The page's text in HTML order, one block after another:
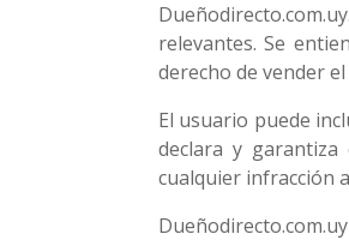
relevantes. Se
derecho de vender
El usuario puede
declara y
cualquier infracción